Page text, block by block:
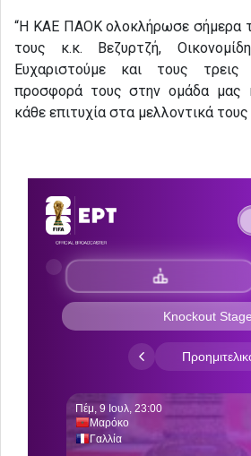
“Η ΚΑΕ ΠΑΟΚ ολοκλήρωσε σήμερα
τους κ.κ. Βεζυρτζή,
Ευχαριστούμε και τους
προσφορά τους στην ομάδα μας
κάθε επιτυχία στα μελλοντικά